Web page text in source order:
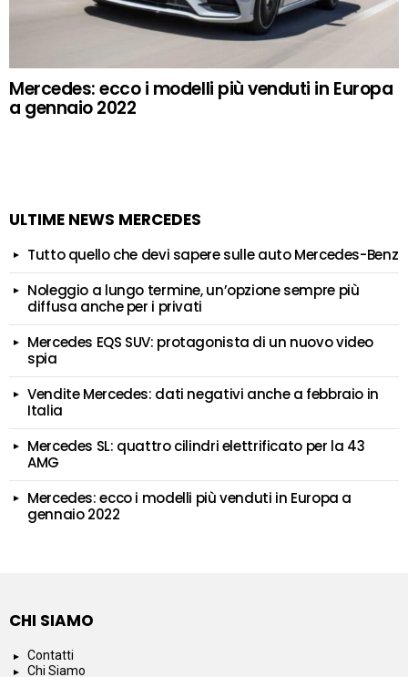
Mercedes: ecco i modelli più venduti in Europa
a gennaio 2022
ULTIME NEWS MERCEDES
Tutto quello che devi sapere sulle auto Mercedes-Benz
Noleggio a lungo termine, un’opzione sempre più
diffusa anche per i privati
Mercedes EQS SUV: protagonista di un nuovo video
spia
Vendite Mercedes: dati negativi anche a febbraio in
Italia
Mercedes SL: quattro cilindri elettrificato per la 43
AMG
Mercedes: ecco i modelli più venduti in Europa a
gennaio 2022
CHI SIAMO
Contatti
Chi Siamo